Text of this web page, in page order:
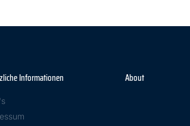
Informationen About